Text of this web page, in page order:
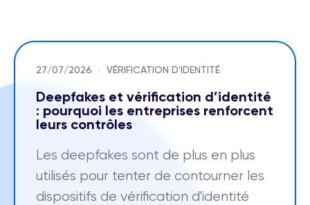
27/07/2026 · VÉRIFICATION D'IDENTITÉ
Deepfakes et vérification d’identité
: pourquoi les entreprises renforcent
leurs contrôles
Les deepfakes sont de plus en plus
utilisés pour tenter de contourner les
dispositifs de vérification d'identité